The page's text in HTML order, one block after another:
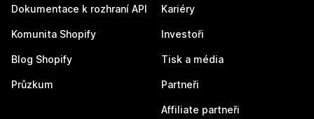
Dokumentace k rozhraní API
Komunita Shopify
Blog Shopify
Průzkum
Kariéry
Investoři
Tisk a média
Partneři
Affiliate partneři